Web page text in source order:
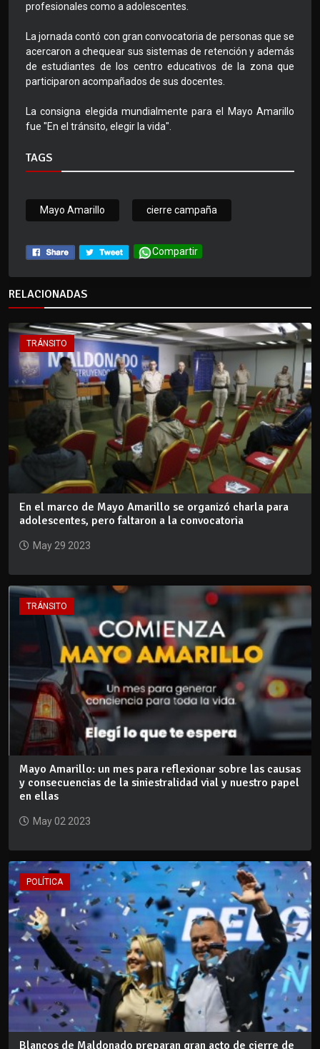
profesionales como a adolescentes.
La jornada contó con gran convocatoria de personas que se
acercaron a chequear sus sistemas de retención y además
de estudiantes de los centro educativos de la zona que
participaron acompañados de sus docentes.
La consigna elegida mundialmente para el Mayo Amarillo
fue "En el tránsito, elegir la vida".
TAGS
Mayo Amarillo cierre campaña
Compartir
RELACIONADAS
TRÁNSITO
En el marco de Mayo Amarillo se organizó charla para
adolescentes, pero faltaron a la convocatoria
May 29 2023
TRÁNSITO
Mayo Amarillo: un mes para reflexionar sobre las causas
y consecuencias de la siniestralidad vial y nuestro papel
en ellas
May 02 2023
POLÍTICA
Blancos de Maldonado preparan gran acto de cierre de